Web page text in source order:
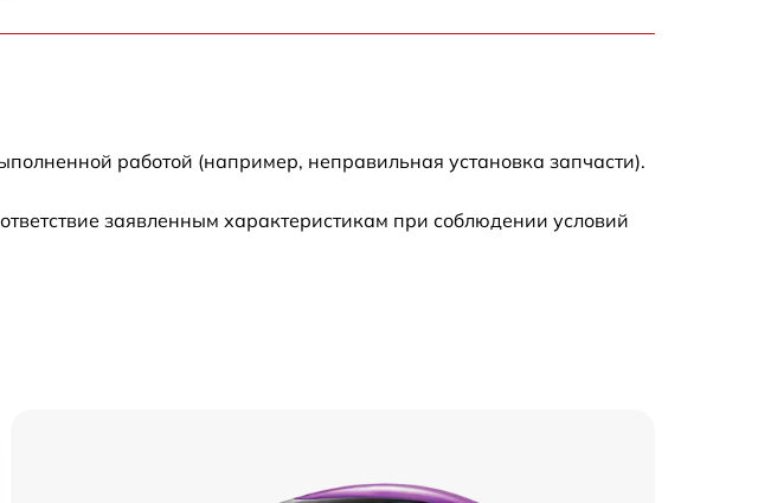
работой (например, неправильная установка запчасти).
заявленным характеристикам при соблюдении условий